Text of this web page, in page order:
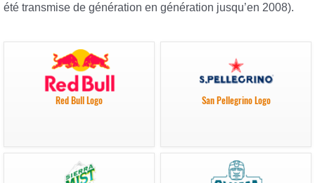
été transmise de génération en génération jusqu’en 2008).
Red Bull Logo San Pellegrino Logo